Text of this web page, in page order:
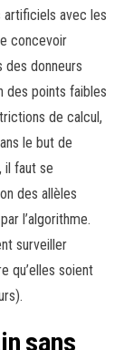
artificiels avec les
concevoir
des donneurs
des points faibles
de calcul,
le but de
il faut se
des allèles
l’algorithme.
surveiller
qu’elles soient
sans